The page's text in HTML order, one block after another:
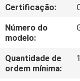
VISITA
À
FÁBRICA
Certificação:
Número do
modelo:
Quantidade de
ordem mínima: